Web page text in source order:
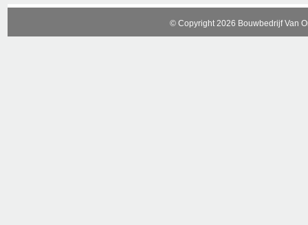
© Copyright 2026 Bouwbedrijf Van